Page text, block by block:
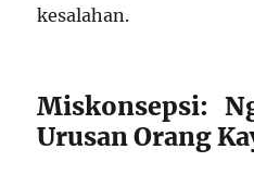
kesalahan.
Miskonsepsi:
Urusan Orang